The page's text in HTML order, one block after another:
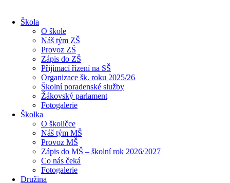
Škola
O škole
Náš tým ZŠ
Provoz ZŠ
Zápis do ZŠ
Přijímací řízení na SŠ
Organizace šk. roku 2025/26
Školní poradenské služby
Žákovský parlament
Fotogalerie
Školka
O školičce
Náš tým MŠ
Provoz MŠ
Zápis do MŠ – školní rok 2026/2027
Co nás čeká
Fotogalerie
Družina